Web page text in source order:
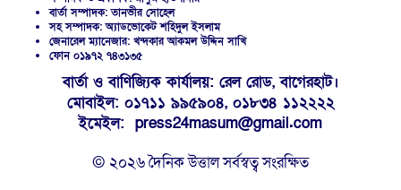
বার্তা সম্পাদক: তানভীর সোহেল
সহ সম্পাদক: অ্যাডভোকেট শহিদুল ইসলাম
জেনারেল ম্যানেজার: খন্দকার আকমল উদ্দিন সাখি
ফোন ০১৯৭২ ৭৪৩১৩৫
বার্তা ও বাণিজ্যিক কার্যালয়: রেল রোড, বাগেরহাট।
মোবাইল: ০১৭১১ ৯৯৫৯০৪, ০১৮৩৪ ১১২২২২
ইমেইল: press24masum@gmail.com
© ২০২৬ দৈনিক উত্তাল সর্বস্বত্ব সংরক্ষিত